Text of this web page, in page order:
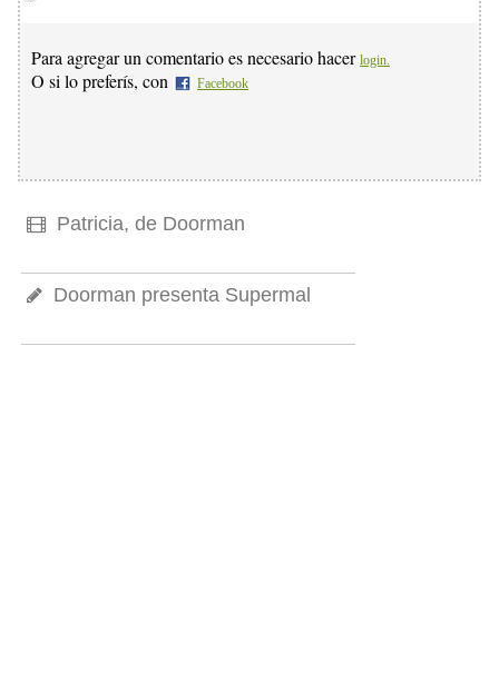
Para agregar un comentario es necesario hacer login.
O si lo preferís, con Facebook
Patricia, de Doorman
Doorman presenta Supermal